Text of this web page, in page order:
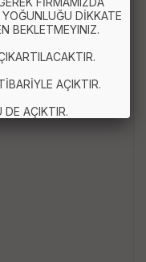
DİKKATE
BEKLETMEYINIZ.
AÇIKTIR.
DE AÇIKTIR.